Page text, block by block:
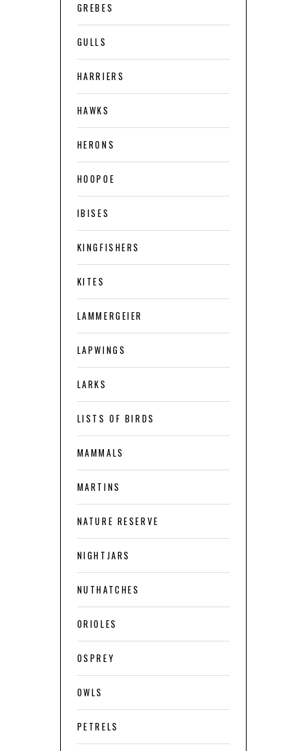
GREBES
GULLS
HARRIERS
HAWKS
HERONS
HOOPOE
IBISES
KINGFISHERS
KITES
LAMMERGEIER
LAPWINGS
LARKS
LISTS OF BIRDS
MAMMALS
MARTINS
NATURE RESERVE
NIGHTJARS
NUTHATCHES
ORIOLES
OSPREY
OWLS
PETRELS